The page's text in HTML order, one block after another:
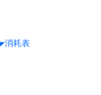
消耗表